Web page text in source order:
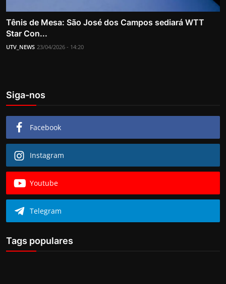
Tênis de Mesa: São José dos Campos sediará WTT
Star Con...
UTV_NEWS 23/04/2026 - 14:20
Siga-nos
Facebook
Instagram
Youtube
Telegram
Tags populares